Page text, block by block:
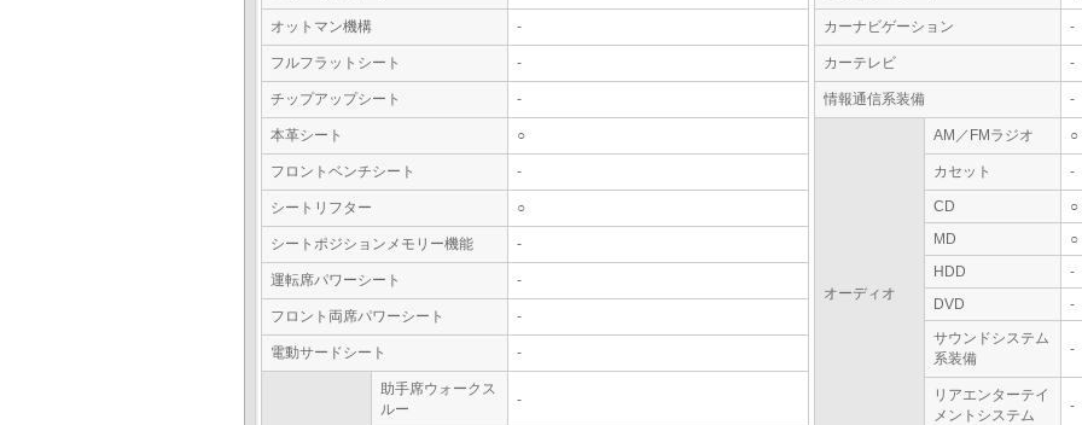
オットマン機構 -
フルフラットシート -
チップアップシート -
本革シート ○
フロントベンチシート -
シートリフター ○
シートポジションメモリー機能 -
運転席パワーシート -
フロント両席パワーシート -
電動サードシート -
助手席ウォークス
ルー
-
カーナビゲーション -
カーテレビ -
情報通信系装備 -
オーディオ
AM／FMラジオ ○
カセット -
CD
○
MD
○
HDD
-
DVD
-
サウンドシステム
系装備
-
リアエンターテイ
メントシステム
-